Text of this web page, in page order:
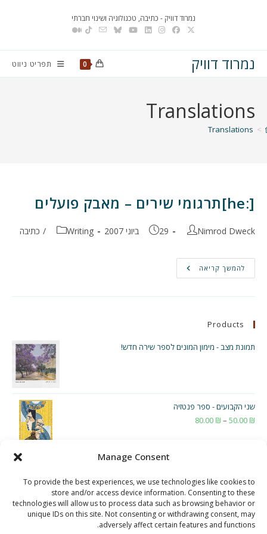
Manage Consent
To provide the best experiences, we use technologies like cookies to
store and/or access device information. Consenting to these
technologies will allow us to process data such as browsing behavior or
unique IDs on this site. Not consenting or withdrawing consent, may
adversely affect certain features and functions.
נמרוד דוויק - כתיבה, טכנולוגיה ושינוי חברתי
נמרוד דוויק 0 תפריט ניווט
Translations
>
Translations
[:he]תרגומי שירים – מאבק פועלים
מחבר:
Nimrod Dweck פורסם:
29 ביוני 2007 קטגוריה:
Writing
/ כתיבה
להמשך קריאה
שירים
Products
תמונת מצב - מימון המונים לספר שירה חדש!
שני הקבועים - ספר פנטזיה
50.00 ₪
–
80.00 ₪